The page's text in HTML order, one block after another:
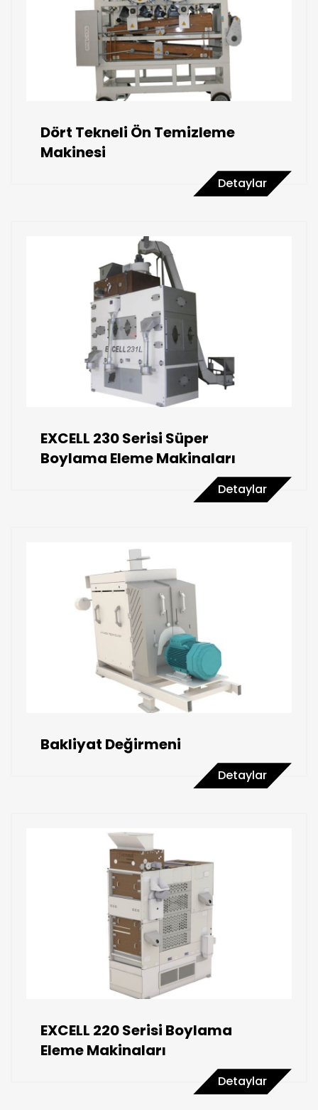
Dört Tekneli Ön Temizleme
Makinesi
Detaylar
EXCELL 230 Serisi Süper
Boylama Eleme Makinaları
Detaylar
Bakliyat Değirmeni
Detaylar
EXCELL 220 Serisi Boylama
Eleme Makinaları
Detaylar